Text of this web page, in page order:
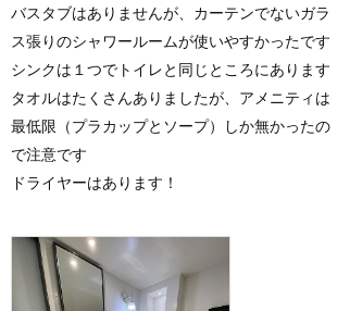
バスタブはありませんが、カーテンでないガラ
ス張りのシャワールームが使いやすかったです
シンクは１つでトイレと同じところにあります
タオルはたくさんありましたが、アメニティは
最低限（プラカップとソープ）しか無かったの
で注意です
ドライヤーはあります！